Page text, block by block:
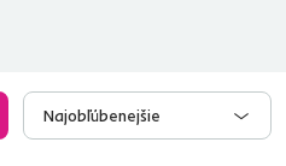
a veku?tu nájdete stolné lampy
podstavcom alebo
Najobľúbenejšie